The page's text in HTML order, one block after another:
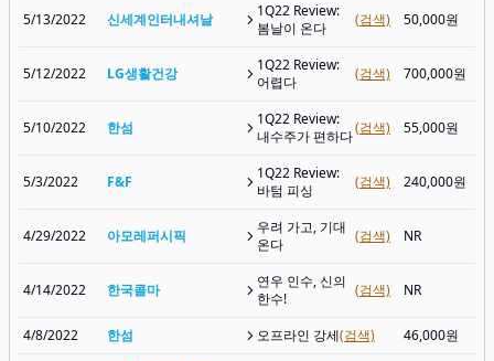
5/13/2022 신세계인터내셔날
1Q22 Review:
봄날이 온다
(검색) 50,000원
5/12/2022 LG생활건강
1Q22 Review:
어렵다
(검색) 700,000원
5/10/2022 한섬
1Q22 Review:
내수주가 편하다(검색) 55,000원
5/3/2022 F&F
1Q22 Review:
바텀 피싱
(검색) 240,000원
4/29/2022 아모레퍼시픽
우려 가고, 기대
온다
(검색) NR
4/14/2022 한국콜마
연우 인수, 신의
한수!
(검색) NR
4/8/2022 한섬 오프라인 강세(검색) 46,000원